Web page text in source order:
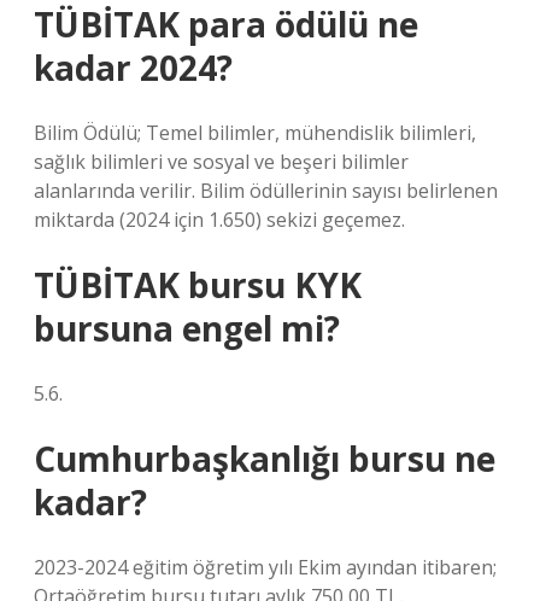
TÜBİTAK para ödülü ne
kadar 2024?
Bilim Ödülü; Temel bilimler, mühendislik bilimleri,
sağlık bilimleri ve sosyal ve beşeri bilimler
alanlarında verilir. Bilim ödüllerinin sayısı belirlenen
miktarda (2024 için 1.650) sekizi geçemez.
TÜBİTAK bursu KYK
bursuna engel mi?
5.6.
Cumhurbaşkanlığı bursu ne
kadar?
2023-2024 eğitim öğretim yılı Ekim ayından itibaren;